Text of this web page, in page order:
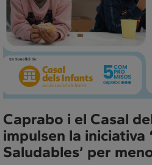
Caprabo i el Casal
impulsen la iniciativa
Saludables’ per